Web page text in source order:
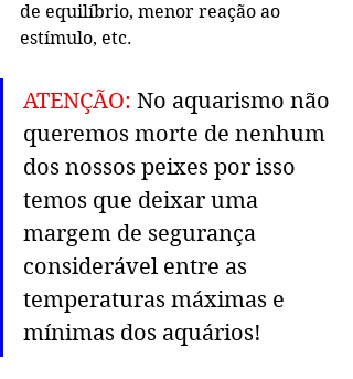
de equilíbrio, menor reação ao
estímulo, etc.
ATENÇÃO: No aquarismo não
queremos morte de nenhum
dos nossos peixes por isso
temos que deixar uma
margem de segurança
considerável entre as
temperaturas máximas e
mínimas dos aquários!